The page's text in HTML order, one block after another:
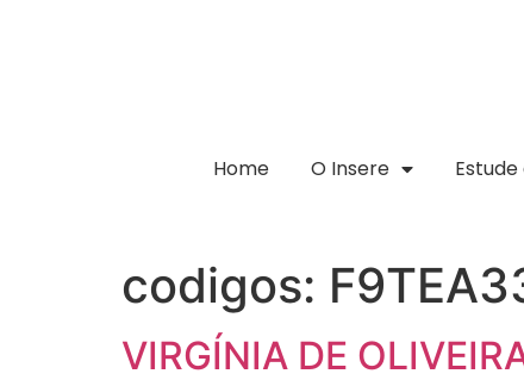
Home O Insere
codigos:
VIRGÍNIA DE